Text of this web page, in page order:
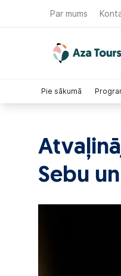
Par mums
Sebu
Pie sākumā